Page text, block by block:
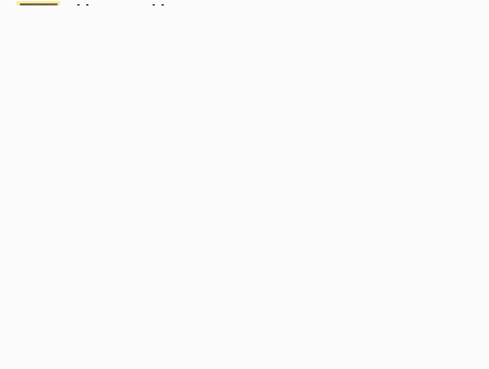
Мастер и Маргарита